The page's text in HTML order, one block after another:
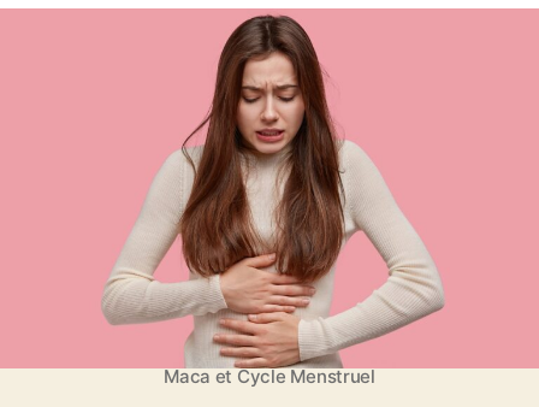
M
a
c
a
c
l
e
e
l
a
r
t
i
l
e
M
c
l
m
e
s
Maca et Cycle Menstruel